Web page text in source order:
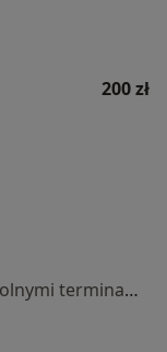
200 zł
Brak dostępnych specjalistów z wolnymi terminami w tym centrum medycznym.